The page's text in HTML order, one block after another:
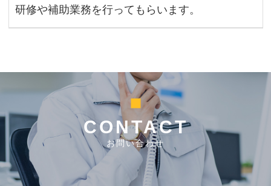
研修や補助業務を行ってもらいます。
CONTACT
お問い合わせ